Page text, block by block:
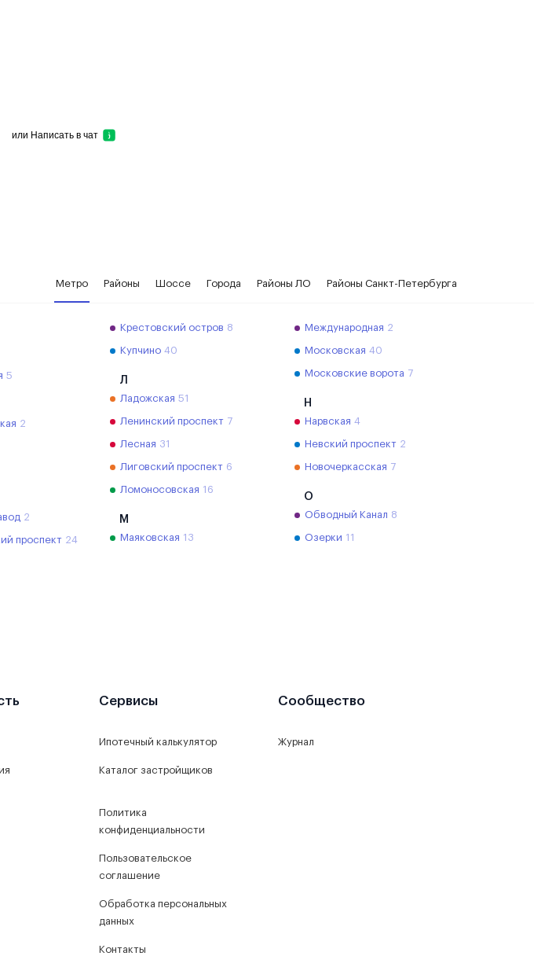
или Написать в чат
Метро Районы Шоссе Города Районы ЛО Районы Санкт-Петербурга
5
2
2
проспект 24
Крестовский остров 8
Купчино 40
Л
Ладожская 51
Ленинский проспект 7
Лесная 31
Лиговский проспект 6
Ломоносовская 16
М
Маяковская 13
Международная 2
Московская 40
Московские ворота 7
Н
Нарвская 4
Невский проспект 2
Новочеркасская 7
О
Обводный Канал 8
Озерки 11
Сервисы
Ипотечный калькулятор
Каталог застройщиков
Политика
конфиденциальности
Пользовательское
соглашение
Обработка персональных
данных
Контакты
Сообщество
Журнал